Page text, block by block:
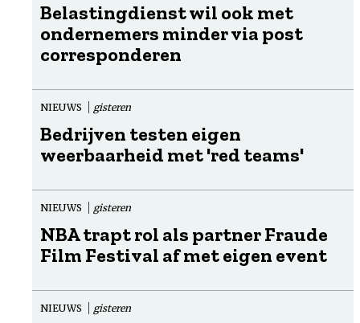
Belastingdienst wil ook met
ondernemers minder via post
corresponderen
NIEUWS gisteren
Bedrijven testen eigen
weerbaarheid met 'red teams'
NIEUWS gisteren
NBA trapt rol als partner Fraude
Film Festival af met eigen event
NIEUWS gisteren